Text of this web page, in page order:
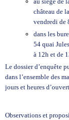
château de
vendredi de
dans les
54 quai
à 12h et de
Le dossier d’enquête
dans l’ensemble des
jours et heures
Observations et